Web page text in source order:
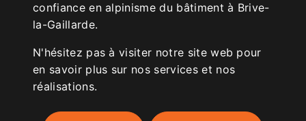
confiance en alpinisme du bâtiment à Brive-
la-Gaillarde.
N'hésitez pas à visiter notre site web pour
en savoir plus sur nos services et nos
réalisations.